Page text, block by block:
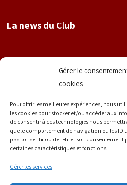
Gérer le
cookies
Pour offrir les meilleures expériences, nous
les cookies pour stocker et/ou accéder aux
de consentir à ces technologies nous
que le comportement de navigation ou les ID
pas consentir ou de retirer son consentement
certaines caractéristiques et fonctions.
Gérer les services
La news du Club
Prénom
E-mail*